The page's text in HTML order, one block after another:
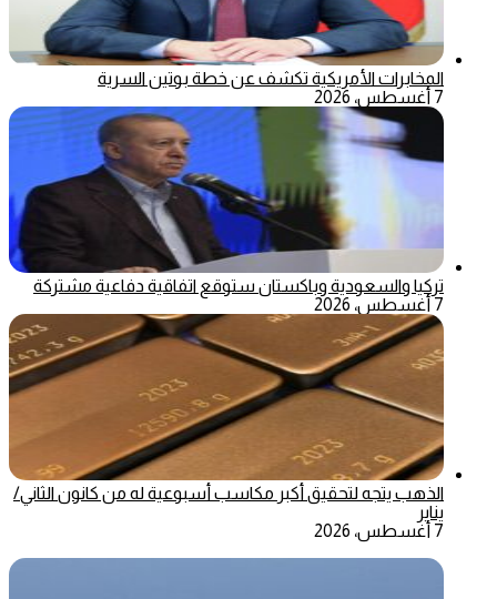
المخابرات الأمريكية تكشف عن خطة بوتين السرية
7 أغسطس، 2026
تركيا والسعودية وباكستان ستوقع اتفاقية دفاعية مشتركة
7 أغسطس، 2026
الذهب يتجه لتحقيق أكبر مكاسب أسبوعية له من كانون الثاني/
يناير
7 أغسطس، 2026